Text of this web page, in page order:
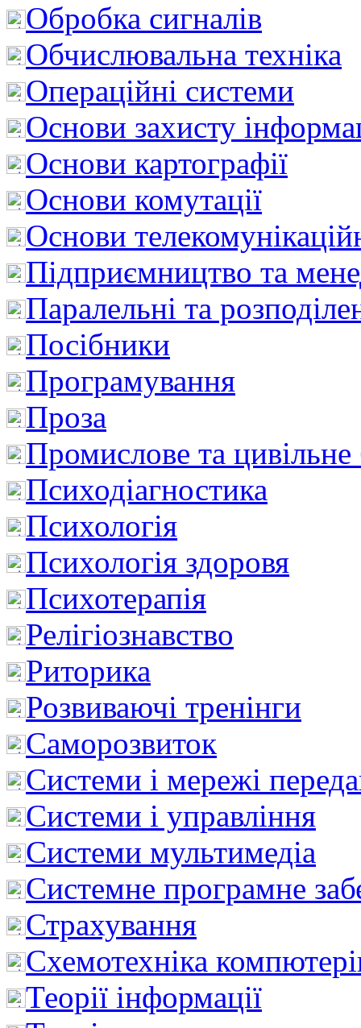
Обробка сигналів
Обчислювальна техніка
Операційні системи
Основи захисту
Основи картографії
Основи комутації
Основи
Підприємництво та
Паралельні та
Посібники
Програмування
Проза
Промислове та цивільне
Психодіагностика
Психологія
Психологія здоровя
Психотерапія
Релігіознавство
Риторика
Розвиваючі тренінги
Саморозвиток
Системи і мережі
Системи і управління
Системи мультимедіа
Системне програмне
Страхування
Схемотехніка
Теорії інформації